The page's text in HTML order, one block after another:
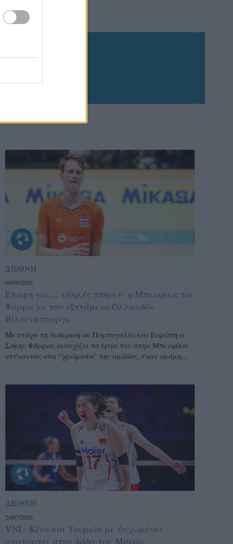
ΔΙΕΘΝΗ
06/08/2026
Έτοιμη για… υψηλές πτήσεις η Μπενφίκα του
Ψάρρα με τον «Ιπτάμενο Ολλανδό»
Βίλτενμπουργκ
Mε στόχο τη διάκριση σε Πορτογαλία και Ευρώπη ο
Σάκης Ψάρρας συνεχίζει το έργο του στην Μπενφίκα
ντύνοντας στα “χρώματα” της ομάδας, έναν ακόμη...
ΔΙΕΘΝΗ
24/07/2026
VNL: Κίνα και Τουρκία με ψυχωμένες
ανατροπές στην 4άδα του Μακάο